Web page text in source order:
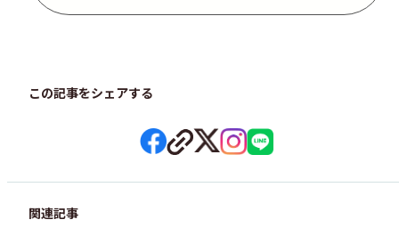
この記事をシェアする
関連記事